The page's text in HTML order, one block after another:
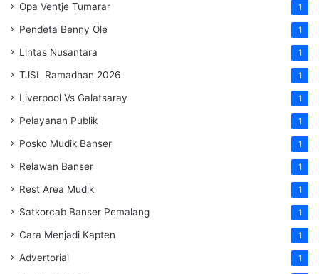
Opa Ventje Tumarar 1
Pendeta Benny Ole 1
Lintas Nusantara 1
TJSL Ramadhan 2026 1
Liverpool Vs Galatsaray 1
Pelayanan Publik 1
Posko Mudik Banser 1
Relawan Banser 1
Rest Area Mudik 1
Satkorcab Banser Pemalang 1
Cara Menjadi Kapten 1
Advertorial 1